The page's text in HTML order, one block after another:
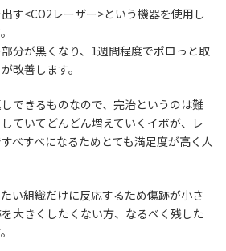
す<CO2レーザー>という機器を使用し
分が黒くなり、1週間程度でポロっと取
改善します。
できるものなので、完治というのは難
ていてどんどん増えていくイボが、レ
べすべになるためとても満足度が高く人
い組織だけに反応するため傷跡が小さ
大きくしたくない方、なるべく残した